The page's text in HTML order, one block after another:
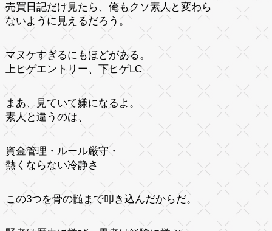
売買日記だけ見たら、俺もクソ素人と変わら
ないように見えるだろう。
マヌケすぎるにもほどがある。
上ヒゲエントリー、下ヒゲLC
まあ、見ていて嫌になるよ。
素人と違うのは、
資金管理・ルール厳守・
熱くならない冷静さ
この3つを骨の髄まで叩き込んだからだ。